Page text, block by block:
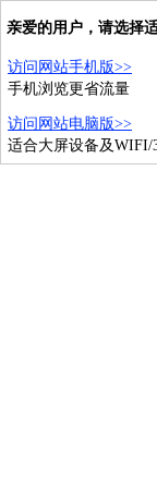
亲爱的用户，请选择
访问网站手机版>>
手机浏览更省流量
访问网站电脑版>>
适合大屏设备及WIFI/